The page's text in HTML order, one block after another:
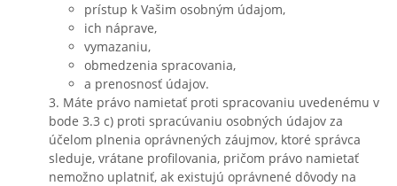
prístup k Vašim osobným údajom,
ich náprave,
vymazaniu,
obmedzenia spracovania,
a prenosnosť údajov.
3. Máte právo namietať proti spracovaniu uvedenému v
bode 3.3 c) proti spracúvaniu osobných údajov za
účelom plnenia oprávnených záujmov, ktoré správca
sleduje, vrátane profilovania, pričom právo namietať
nemožno uplatniť, ak existujú oprávnené dôvody na